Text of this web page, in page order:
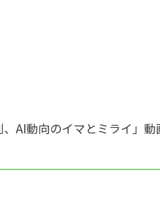
AI動向のイマとミライ」動